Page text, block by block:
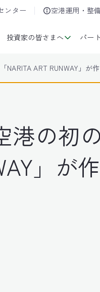
ンター 空港運用・整備
投資家の皆さまへ パー
ART RUNWAY」が
港の初
」が